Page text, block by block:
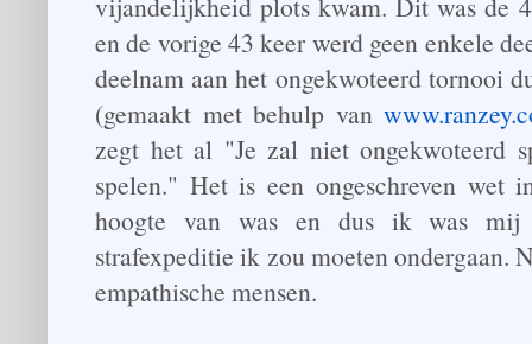
en de vorige 43 keer werd geen enkele
deelnam aan het ongekwoteerd tornooi
(gemaakt met behulp van
zegt het al "Je zal niet ongekwoteerd
spelen." Het is een ongeschreven wet
hoogte van was en dus ik was mij
strafexpeditie ik zou moeten ondergaan.
empathische mensen.